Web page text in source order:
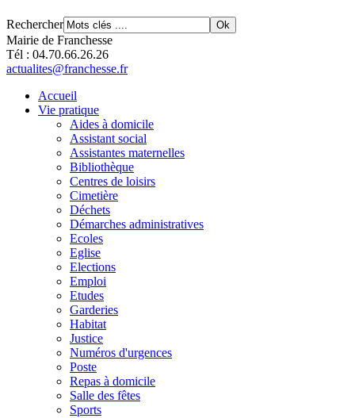
Rechercher
Mairie de Franchesse
Tél : 04.70.66.26.26
actualites@franchesse.fr
Accueil
Vie pratique
Aides à domicile
Assistant social
Assistantes maternelles
Bibliothèque
Centres de loisirs
Cimetière
Déchets
Démarches administratives
Ecoles
Eglise
Elections
Emploi
Etudes
Garderies
Habitat
Justice
Numéros d'urgences
Poste
Repas à domicile
Salle des fêtes
Sports